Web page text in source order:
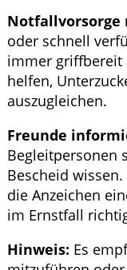
Notfallvorsorge
oder schnell
immer griffbereit
helfen,
auszugleichen.
Freunde
Begleitpersonen
Bescheid
die Anzeichen
im Ernstfall
Hinweis: Es